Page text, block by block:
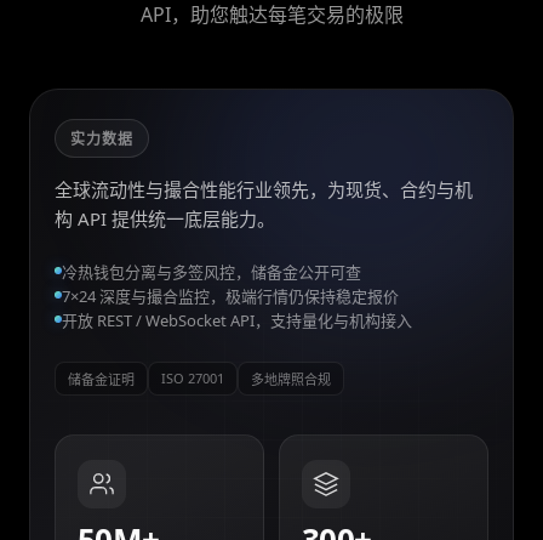
API，助您触达每笔交易的极限
实力数据
全球流动性与撮合性能行业领先，为现货、合约与机
构 API 提供统一底层能力。
冷热钱包分离与多签风控，储备金公开可查
7×24 深度与撮合监控，极端行情仍保持稳定报价
开放 REST / WebSocket API，支持量化与机构接入
储备金证明 ISO 27001 多地牌照合规